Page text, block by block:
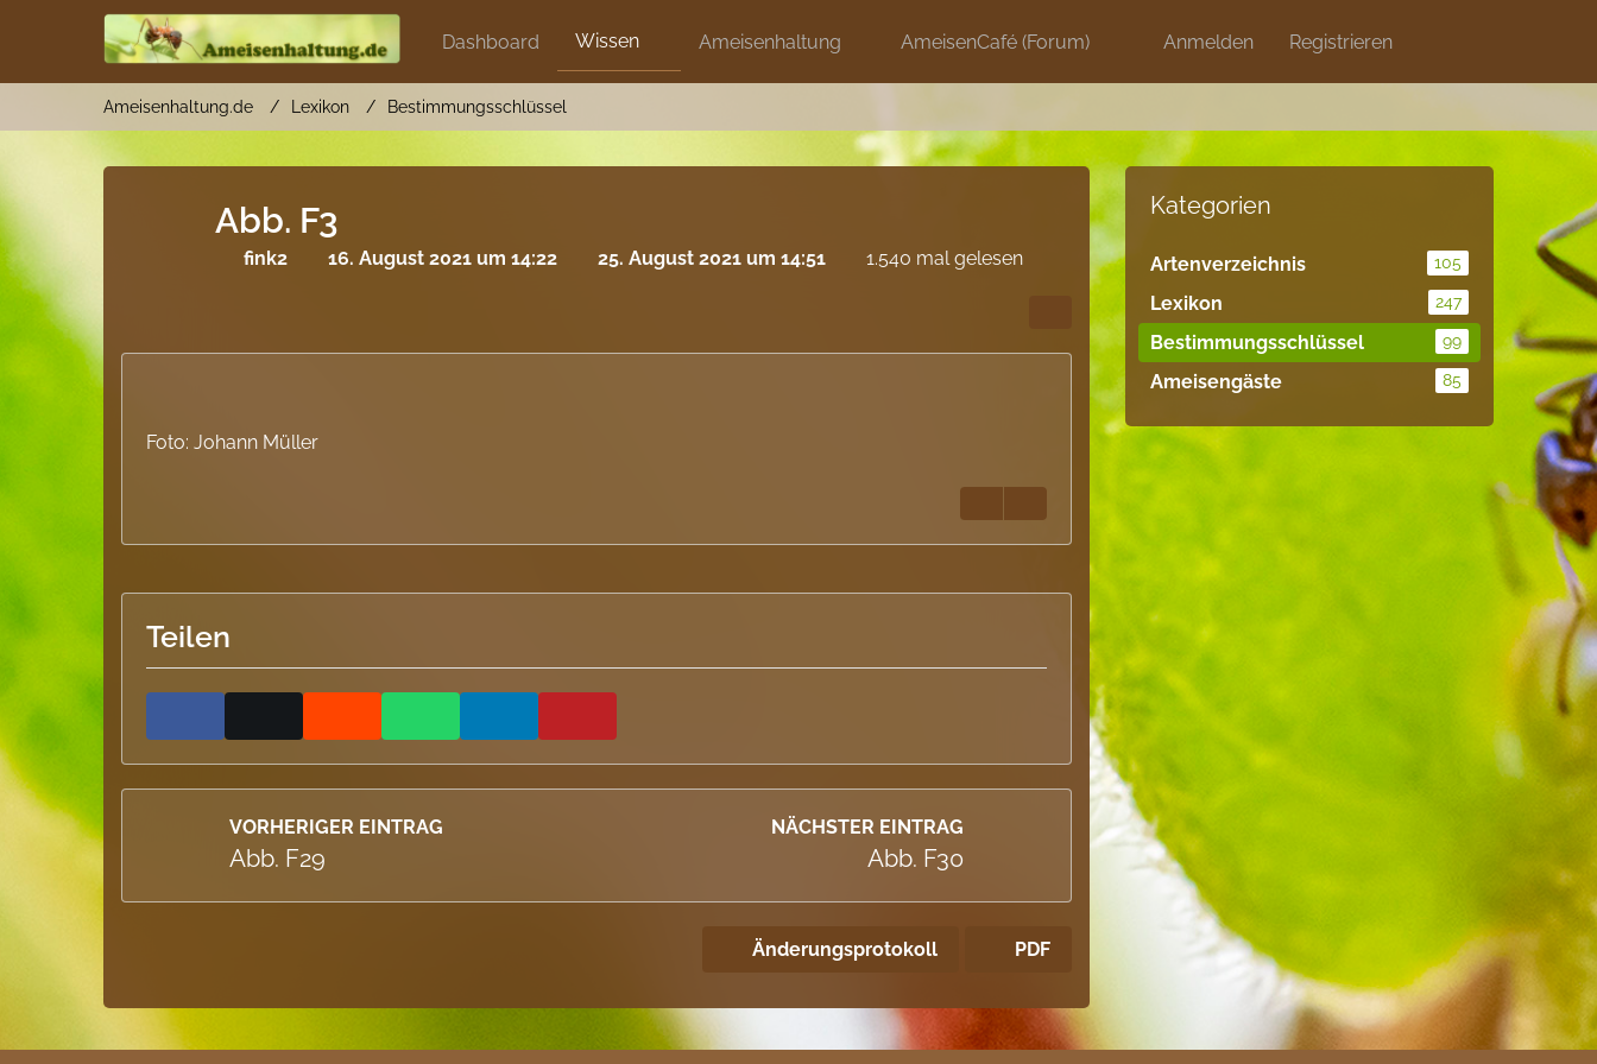
Anmelden Registrieren
Dashboard Wissen Ameisenhaltung AmeisenCafé (Forum) Discord Artikel Blog
Ameisenhaltung.de Lexikon Bestimmungsschlüssel
Abb. F3
fink2 16. August 2021 um 14:22 25. August 2021 um 14:51 1.540 mal gelesen
Foto: Johann Müller
Teilen
VORHERIGER EINTRAG
Abb. F29
NÄCHSTER EINTRAG
Abb. F30
Änderungsprotokoll PDF
Kategorien
Artenverzeichnis 105
Lexikon 247
Bestimmungsschlüssel 99
Ameisengäste 85